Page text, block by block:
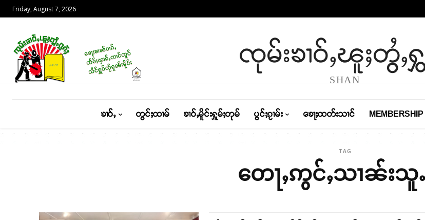
Friday, August 7, 2026
ၸုမ်းၶၢဝ်ႇၽူႈတွႆႇႁွ
SHAN
ၶၢဝ်ႇ တွင်ႈထၢမ် ၶၢဝ်ႇမိူင်းႁူမ်ႈတုမ် ပွင်ႈၵႂၢမ်း ၶေႃႈထတ်းသၢင် MEMBERSHIP
TAG
တေႃႇဢွင်ႇသၢၼ်းသူႉ